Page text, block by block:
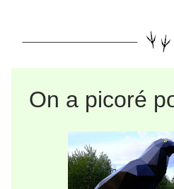
On a picoré